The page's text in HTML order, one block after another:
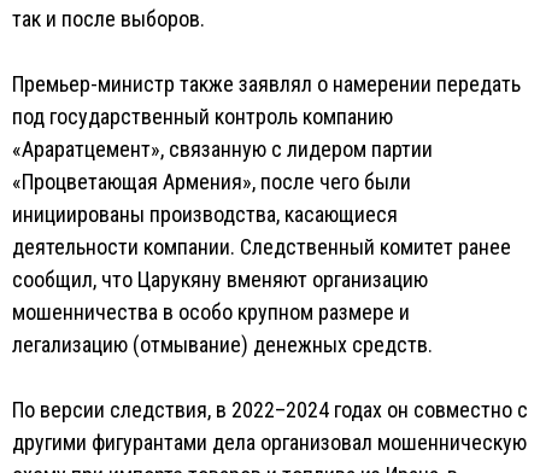
так и после выборов.
Премьер-министр также заявлял о намерении передать
под государственный контроль компанию
«Араратцемент», связанную с лидером партии
«Процветающая Армения», после чего были
инициированы производства, касающиеся
деятельности компании. Следственный комитет ранее
сообщил, что Царукяну вменяют организацию
мошенничества в особо крупном размере и
легализацию (отмывание) денежных средств.
По версии следствия, в 2022–2024 годах он совместно с
другими фигурантами дела организовал мошенническую